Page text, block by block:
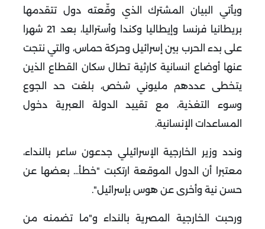
ويأتي البيان المشترك الذي وقّعته دول تتقدمها
بريطانيا فرنسا وإيطاليا وكندا وأستراليا، بعد 21 شهرا
على بدء الحرب بين إسرائيل وحركة حماس، والتي نتجت
عنها أوضاع انسانية كارثية تطال سكان القطاع الذين
يتخطى عددهم مليوني شخص، بلغت حد الجوع
وسوء التغذية، مع تقييد الدولة العبرية دخول
المساعدات الإنسانية.
وندد وزير الخارجية الإسرائيلي جدعون ساعر بالنداء،
معتبرا أن الدول الموقعة ارتكبت "خطأ... بعضها عن
حسن نية وأخرى عن هوس بإسرائيل".
ورحبت الخارجية المصرية بالنداء و"ما تضمنه من